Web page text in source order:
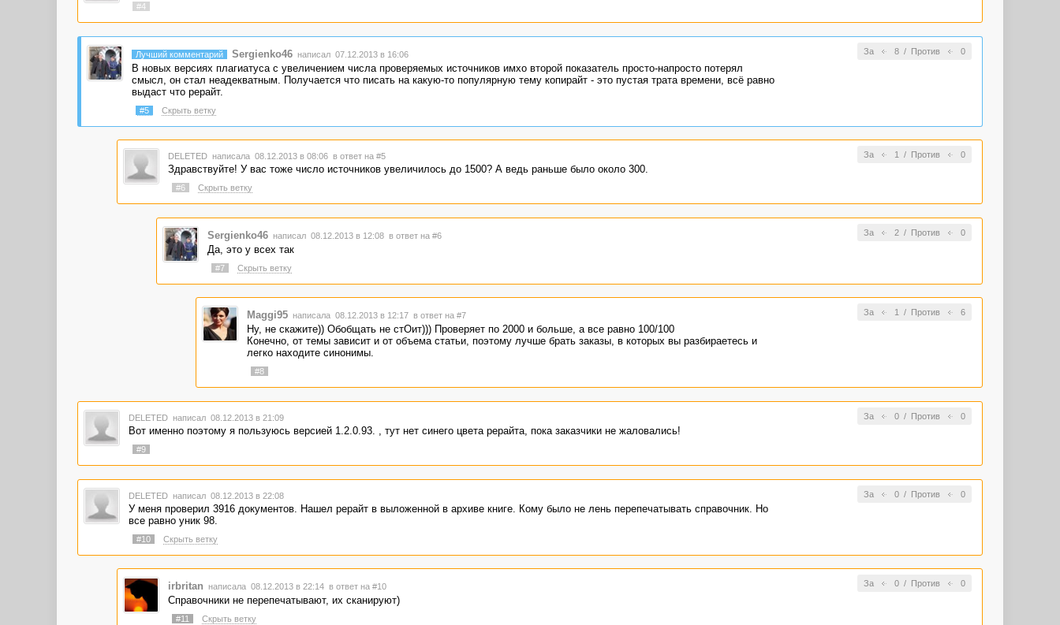
#4
За 8/ Против 0
Лучший комментарий Sergienko46 написал 07.12.2013 в 16:06
В новых версиях плагиатуса с увеличением числа проверяемых источников имхо второй показатель просто-напросто потерял
смысл, он стал неадекватным. Получается что писать на какую-то популярную тему копирайт - это пустая трата времени, всё равно
выдаст что рерайт.
#5 Скрыть ветку
За 1 / Против 0
DELETED написала 08.12.2013 в 08:06 в ответ на #5
Здравствуйте! У вас тоже число источников увеличилось до 1500? А ведь раньше было около 300.
#6 Скрыть ветку
За 2/ Против 0
Sergienko46 написал 08.12.2013 в 12:08 в ответ на #6
Да, это у всех так
#7 Скрыть ветку
За 1 / Против 6
Maggi95 написала 08.12.2013 в 12:17 в ответ на #7
Ну, не скажите)) Обобщать не стОит))) Проверяет по 2000 и больше, а все равно 100/100
Конечно, от темы зависит и от объема статьи, поэтому лучше брать заказы, в которых вы разбираетесь и
легко находите синонимы.
#8
За 0/ Против 0
DELETED написал 08.12.2013 в 21:09
Вот именно поэтому я пользуюсь версией 1.2.0.93. , тут нет синего цвета рерайта, пока заказчики не жаловались!
#9
За 0/ Против 0
DELETED написал 08.12.2013 в 22:08
У меня проверил 3916 документов. Нашел рерайт в выложенной в архиве книге. Кому было не лень перепечатывать справочник. Но
все равно уник 98.
#10 Скрыть ветку
За 0/ Против 0
irbritan написала 08.12.2013 в 22:14 в ответ на #10
Справочники не перепечатывают, их сканируют)
#11 Скрыть ветку